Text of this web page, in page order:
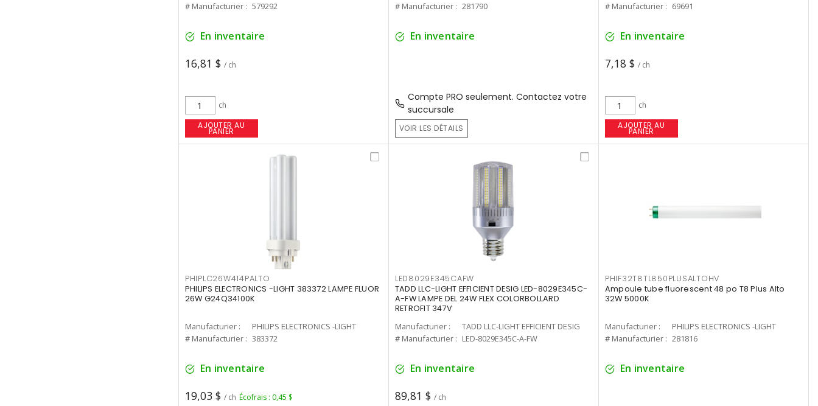
# Manufacturier : 579292
En inventaire
16,81 $ / ch
ch
AJOUTER AU
PANIER
# Manufacturier : 281790
En inventaire
Compte PRO seulement. Contactez votre
succursale
VOIR LES DÉTAILS
# Manufacturier : 69691
En inventaire
7,18 $ / ch
ch
AJOUTER AU
PANIER
PHIPLC26W414PALTO
PHILIPS ELECTRONICS -LIGHT 383372 LAMPE FLUOR
26W G24Q34100K
Manufacturier :
PHILIPS ELECTRONICS -LIGHT
# Manufacturier : 383372
En inventaire
19,03 $ / ch Écofrais : 0,45 $
LED8029E345CAFW
TADD LLC-LIGHT EFFICIENT DESIG LED-8029E345C-
A-FW LAMPE DEL 24W FLEX COLORBOLLARD
RETROFIT 347V
Manufacturier :
TADD LLC-LIGHT EFFICIENT DESIG
# Manufacturier : LED-8029E345C-A-FW
En inventaire
89,81 $ / ch
PHIF32T8TL850PLUSALTOHV
Ampoule tube fluorescent 48 po T8 Plus Alto
32W 5000K
Manufacturier :
PHILIPS ELECTRONICS -LIGHT
# Manufacturier : 281816
En inventaire